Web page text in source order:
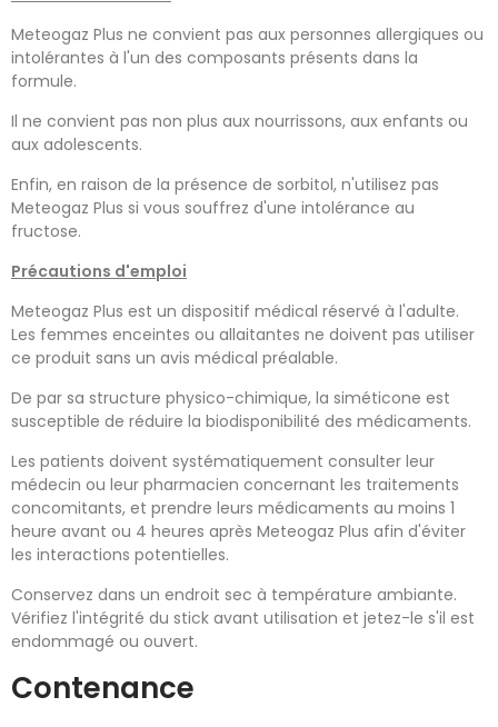
Meteogaz Plus ne convient pas aux personnes allergiques ou
intolérantes à l'un des composants présents dans la
formule.
Il ne convient pas non plus aux nourrissons, aux enfants ou
aux adolescents.
Enfin, en raison de la présence de sorbitol, n'utilisez pas
Meteogaz Plus si vous souffrez d'une intolérance au
fructose.
Précautions d'emploi
Meteogaz Plus est un dispositif médical réservé à l'adulte.
Les femmes enceintes ou allaitantes ne doivent pas utiliser
ce produit sans un avis médical préalable.
De par sa structure physico-chimique, la siméticone est
susceptible de réduire la biodisponibilité des médicaments.
Les patients doivent systématiquement consulter leur
médecin ou leur pharmacien concernant les traitements
concomitants, et prendre leurs médicaments au moins 1
heure avant ou 4 heures après Meteogaz Plus afin d'éviter
les interactions potentielles.
Conservez dans un endroit sec à température ambiante.
Vérifiez l'intégrité du stick avant utilisation et jetez-le s'il est
endommagé ou ouvert.​
Contenance